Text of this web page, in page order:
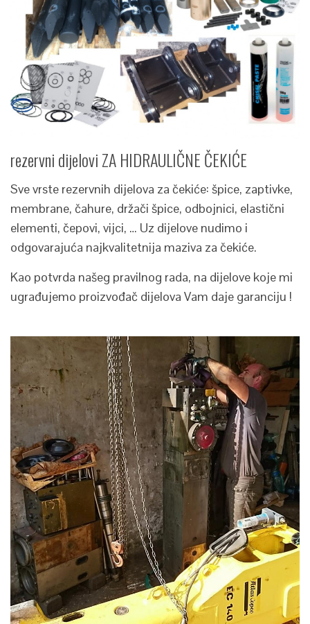
rezervni dijelovi ZA HIDRAULIČNE ČEKIĆE
Sve vrste rezervnih dijelova za čekiće: špice, zaptivke,
membrane, čahure, držači špice, odbojnici, elastični
elementi, čepovi, vijci, … Uz dijelove nudimo i
odgovarajuća najkvalitetnija maziva za čekiće.
Kao potvrda našeg pravilnog rada, na dijelove koje mi
ugrađujemo proizvođač dijelova Vam daje garanciju !